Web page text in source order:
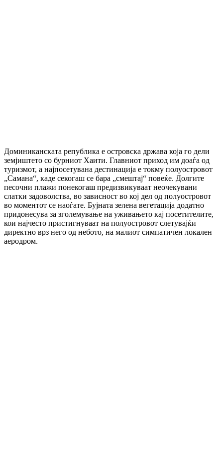
Доминиканската република е островска држава која го дели
земјиштето со бурниот Хаити. Главниот приход им доаѓа од
туризмот, а најпосетувана дестинација е токму полуостровот
„Самана“, каде секогаш се бара „смештај“ повеќе. Долгите
песочни плажи понекогаш предизвикуваат неочекувани
слатки задоволства, во зависност во кој дел од полуостровот
во моментот се наоѓате. Бујната зелена вегетација додатно
придонесува за зголемување на уживањето кај посетителите,
кои најчесто пристигнуваат на полуостровот слетувајќи
директно врз него од небото, на малиот симпатичен локален
аеродром.